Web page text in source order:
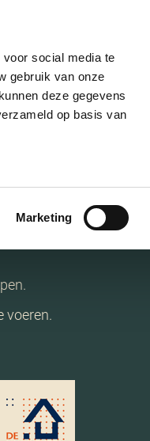
social media te
gebruik van onze
deze gegevens
op basis van
Marketing
voeren.